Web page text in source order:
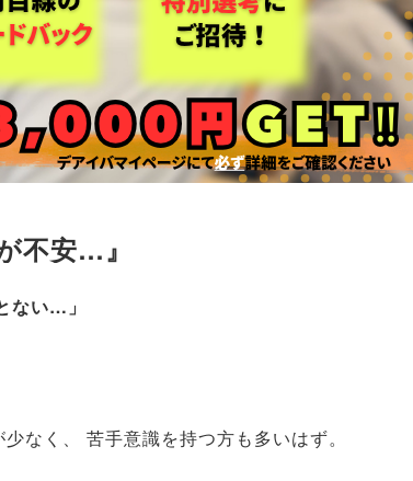
不安…』
ない… 」
なく 、 苦手意識を持つ方も多いはず。